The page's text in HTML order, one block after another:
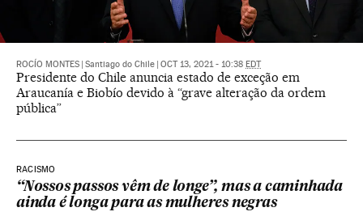
ROCÍO MONTES Santiago do Chile OCT 13, 2021 - 10:38 EDT
Presidente do Chile anuncia estado de exceção em
Araucanía e Biobío devido à “grave alteração da ordem
pública”
RACISMO
“Nossos passos vêm de longe”, mas a caminhada
ainda é longa para as mulheres negras